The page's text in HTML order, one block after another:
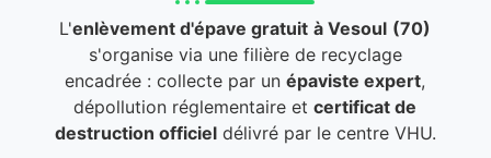
L'enlèvement d'épave gratuit à Vesoul (70)
s'organise via une filière de recyclage
encadrée : collecte par unépaviste expert,
dépollution réglementaire etcertificat de
destruction officieldélivré par le centre VHU.